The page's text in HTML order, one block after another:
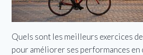
Quels sont les meilleurs exercices
pour améliorer ses performances en